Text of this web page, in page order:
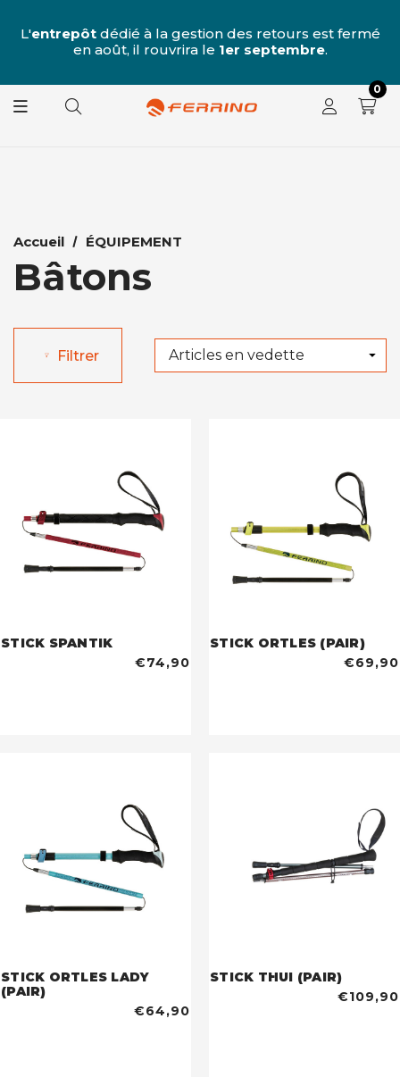
L'entrepôtdédié à la gestion des retours est fermé
en août, il rouvrira le 1er septembre.
0
Accueil ÉQUIPEMENT
Bâtons
Filtrer
STICK SPANTIK
€74,90
STICK ORTLES (PAIR)
€69,90
STICK ORTLES LADY
(PAIR)
€64,90
STICK THUI (PAIR)
€109,90